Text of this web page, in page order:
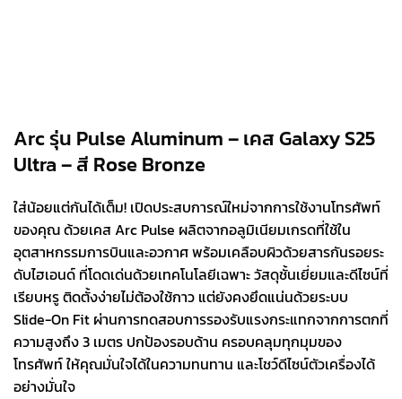
Arc รุ่น Pulse Aluminum – เคส Galaxy S25
Ultra – สี Rose Bronze
ใส่น้อยแต่กันได้เต็ม! เปิดประสบการณ์ใหม่จากการใช้งานโทรศัพท์
ของคุณ ด้วยเคส Arc Pulse ผลิตจากอลูมิเนียมเกรดที่ใช้ใน
อุตสาหกรรมการบินและอวกาศ พร้อมเคลือบผิวด้วยสารกันรอยระ
ดับไฮเอนด์ ที่โดดเด่นด้วยเทคโนโลยีเฉพาะ วัสดุชั้นเยี่ยมและดีไซน์ที่
เรียบหรู ติดตั้งง่ายไม่ต้องใช้กาว แต่ยังคงยึดแน่นด้วยระบบ
Slide-On Fit ผ่านการทดสอบการรองรับแรงกระแทกจากการตกที่
ความสูงถึง 3 เมตร ปกป้องรอบด้าน ครอบคลุมทุกมุมของ
โทรศัพท์ ให้คุณมั่นใจได้ในความทนทาน และโชว์ดีไซน์ตัวเครื่องได้
อย่างมั่นใจ